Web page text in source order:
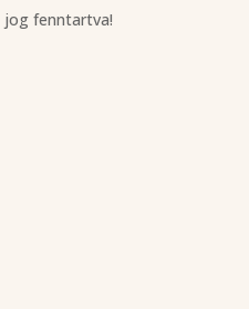
jog fenntartva!